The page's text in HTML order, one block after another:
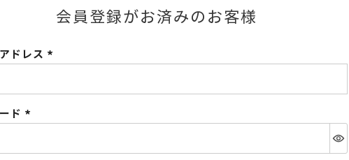
会員登録がお済みのお客様
ドレス
須)
ド
須)